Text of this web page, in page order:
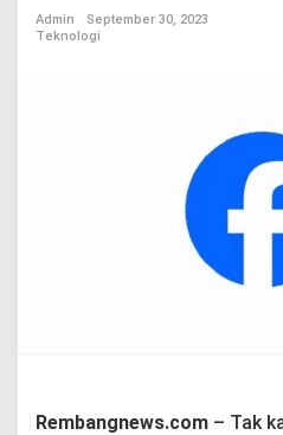
B
c
k
i
Admin
September 30, 2023
Teknologi
Rembangnews.com – Tak